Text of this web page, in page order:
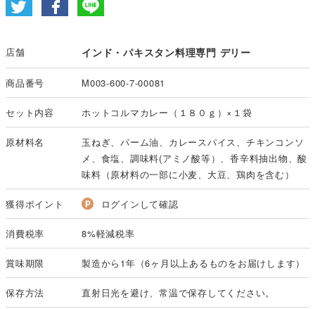
店舗 インド・パキスタン料理専門 デリー
商品番号 M003-600-7-00081
セット内容 ホットコルマカレー（１８０ｇ）×１袋
原材料名
玉ねぎ、パーム油、カレースパイス、チキンコンソ
メ、食塩、調味料(アミノ酸等）、香辛料抽出物、酸
味料（原材料の一部に小麦、大豆、鶏肉を含む）
獲得ポイント ログインして確認
消費税率 8%軽減税率
賞味期限 製造から1年（6ヶ月以上あるものをお届けします）
保存方法 直射日光を避け、常温で保存してください。